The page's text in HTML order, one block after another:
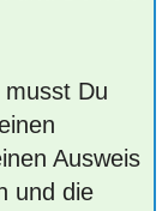
Du
Ausweis
und die